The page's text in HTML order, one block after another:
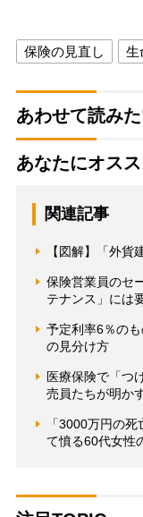
保険の見直し 生
あわせて読み
あなたにオス
関連記事
【図解】「外貨
保険営業員のセ
テナンス」には
予定利率6％の
の見分け方
医療保険で「つ
売員たちが明か
「3000万円の
て憤る60代女性